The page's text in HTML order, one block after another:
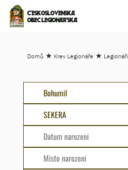
ČESKOSLOVENSKÁ
OBEC LEGIONÁŘSKÁ
Domů ★ Krev Legionáře ★ Legionáři